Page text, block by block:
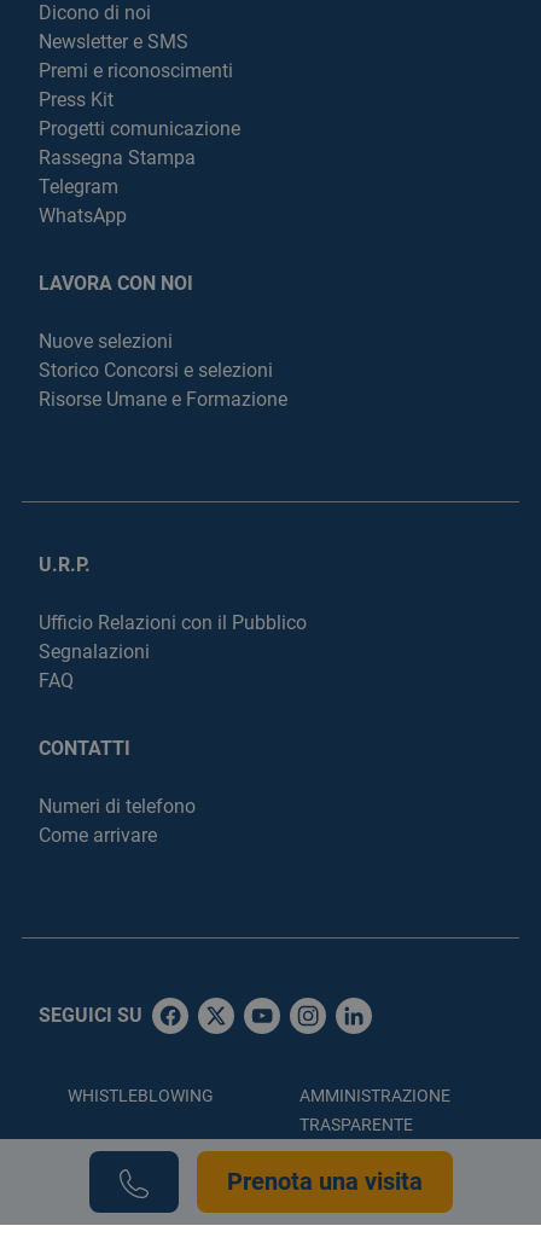
Dicono di noi
Newsletter e SMS
Premi e riconoscimenti
Press Kit
Progetti comunicazione
Rassegna Stampa
Telegram
WhatsApp
LAVORA CON NOI
Nuove selezioni
Storico Concorsi e selezioni
Risorse Umane e Formazione
U.R.P.
Ufficio Relazioni con il Pubblico
Segnalazioni
FAQ
CONTATTI
Numeri di telefono
Come arrivare
SEGUICI SU
WHISTLEBLOWING
AMMINISTRAZIONE
TRASPARENTE
ACCESSIBILITÀ
COOKIE POLICY
Prenota una visita